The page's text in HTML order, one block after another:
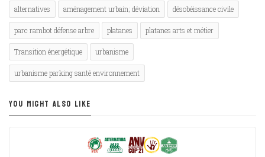
alternatives aménagement urbain; déviation désobéissance civile
parc rambot défense arbre platanes platanes arts et métier
Transition énergétique urbanisme
urbanisme parking santé environnement
YOU MIGHT ALSO LIKE